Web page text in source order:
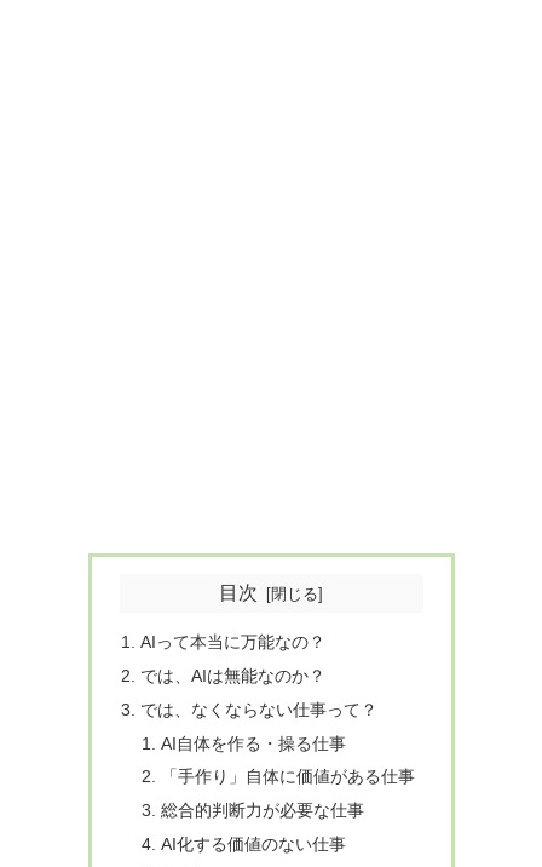
目次
AIって本当に万能なの？
では、AIは無能なのか？
では、なくならない仕事って？
AI自体を作る・操る仕事
「手作り」自体に価値がある仕事
総合的判断力が必要な仕事
AI化する価値のない仕事